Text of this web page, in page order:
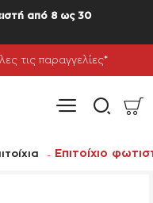
από 8 ως 30
τις παραγγελίες*
Επιτοίχιο